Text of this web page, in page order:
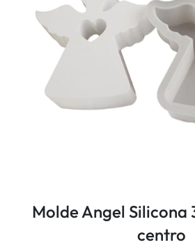
Molde Angel Silicona
centro